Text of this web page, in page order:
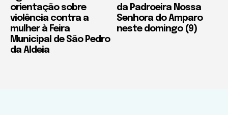
orientação sobre
violência contra a
mulher à Feira
Municipal de São Pedro
da Aldeia
da Padroeira Nossa
Senhora do Amparo
neste domingo (9)